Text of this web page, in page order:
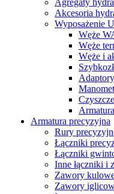
Agregaty
Akcesoria
Wyposażenie
Węże
Węże
Węże i
Armatura precyzyjna
Rury
Łączniki
Łączniki
Inne łączniki i
Zawory
Zawory